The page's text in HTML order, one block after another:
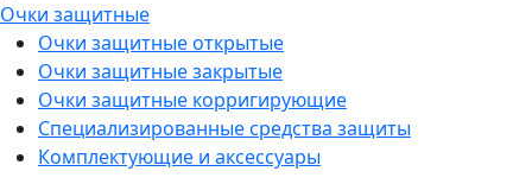
Очки защитные
Очки защитные открытые
Очки защитные закрытые
Очки защитные корригирующие
Специализированные средства защиты
Комплектующие и аксессуары